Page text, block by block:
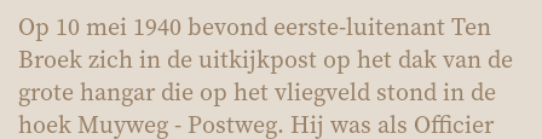
Op 10 mei 1940 bevond eerste-luitenant Ten
Broek zich in de uitkijkpost op het dak van de
grote hangar die op het vliegveld stond in de
hoek Muyweg - Postweg. Hij was als Officier